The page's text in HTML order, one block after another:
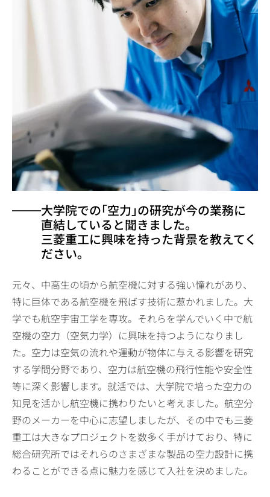
大学院での｢空力｣の研究が今の業務に
直結していると聞きました。
三菱重工に興味を持った背景を教えてく
ださい。
元々、中高生の頃から航空機に対する強い憧れがあり、
特に巨体である航空機を飛ばす技術に惹かれました。大
学でも航空宇宙工学を専攻。それらを学んでいく中で航
空機の空力（空気力学）に興味を持つようになりまし
た。空力は空気の流れや運動が物体に与える影響を研究
する学問分野であり、空力は航空機の飛行性能や安全性
等に深く影響します。就活では、大学院で培った空力の
知見を活かし航空機に携わりたいと考えました。航空分
野のメーカーを中心に志望しましたが、その中でも三菱
重工は大きなプロジェクトを数多く手がけており、特に
総合研究所ではそれらのさまざまな製品の空力設計に携
わることができる点に魅力を感じて入社を決めました。